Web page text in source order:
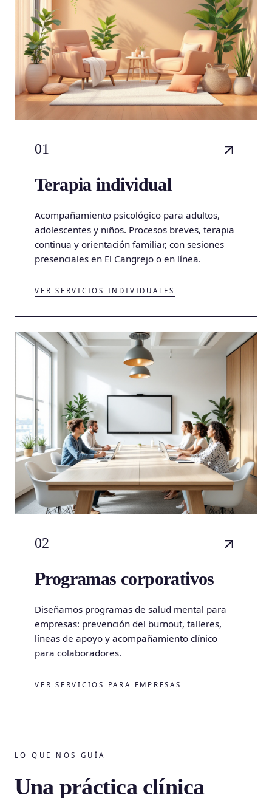
01
Terapia individual
Acompañamiento psicológico para adultos,
adolescentes y niños. Procesos breves, terapia
continua y orientación familiar, con sesiones
presenciales en El Cangrejo o en línea.
VER SERVICIOS INDIVIDUALES
02
Programas corporativos
Diseñamos programas de salud mental para
empresas: prevención del burnout, talleres,
líneas de apoyo y acompañamiento clínico
para colaboradores.
VER SERVICIOS PARA EMPRESAS
LO QUE NOS GUÍA
Una práctica clínica